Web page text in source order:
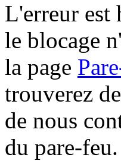
L'erreur est
le blocage
la page
trouverez
de nous
du pare-feu.